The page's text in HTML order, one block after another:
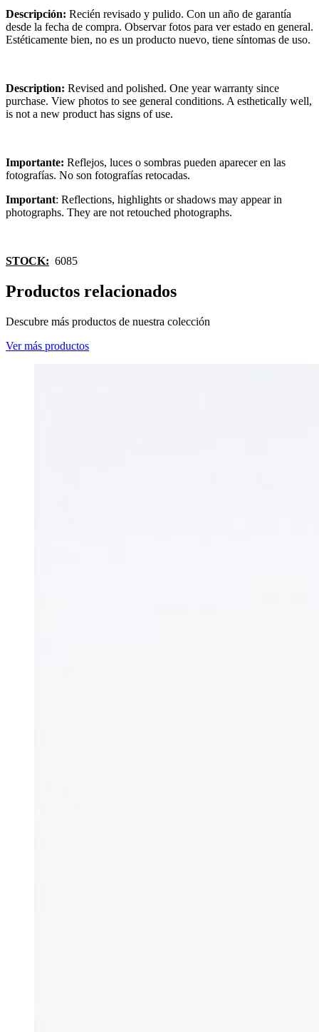
Descripción: Recién revisado y pulido. Con un año de garantía
desde la fecha de compra. Observar fotos para ver estado en general.
Estéticamente bien, no es un producto nuevo, tiene síntomas de uso.
Description: Revised and polished. One year warranty since
purchase. View photos to see general conditions. A esthetically well,
is not a new product has signs of use.
Importante: Reflejos, luces o sombras pueden aparecer en las
fotografías. No son fotografías retocadas.
Important: Reflections, highlights or shadows may appear in
photographs. They are not retouched photographs.
STOCK: 6085
Productos relacionados
Descubre más productos de nuestra colección
Ver más productos